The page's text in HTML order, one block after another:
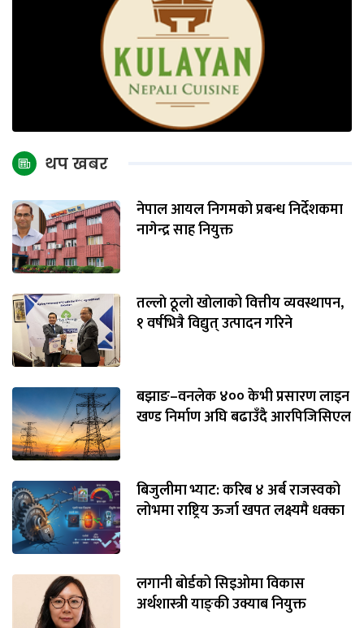
थप खबर
नेपाल आयल निगमको प्रबन्ध निर्देशकमा
नागेन्द्र साह नियुक्त
तल्लाे ठूलाे खाेलाको वित्तीय व्यवस्थापन,
१ वर्षभित्रै विद्युत् उत्पादन गरिने
बझाङ–वनलेक ४०० केभी प्रसारण लाइन
खण्ड निर्माण अघि बढाउँदै आरपिजिसिएल
बिजुलीमा भ्याट: करिब ४ अर्ब राजस्वको
लोभमा राष्ट्रिय ऊर्जा खपत लक्ष्यमै धक्का
लगानी बोर्डको सिइओमा विकास
अर्थशास्त्री याङ्‌की उक्याब नियुक्त